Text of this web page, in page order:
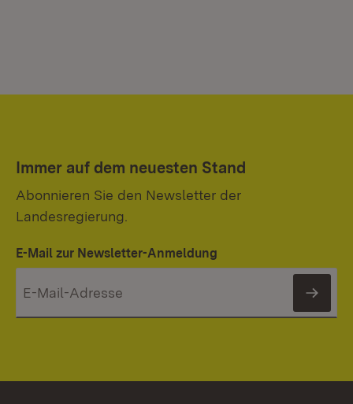
Immer auf dem neuesten Stand
Abonnieren Sie den Newsletter der
Landesregierung.
E-Mail zur Newsletter-Anmeldung